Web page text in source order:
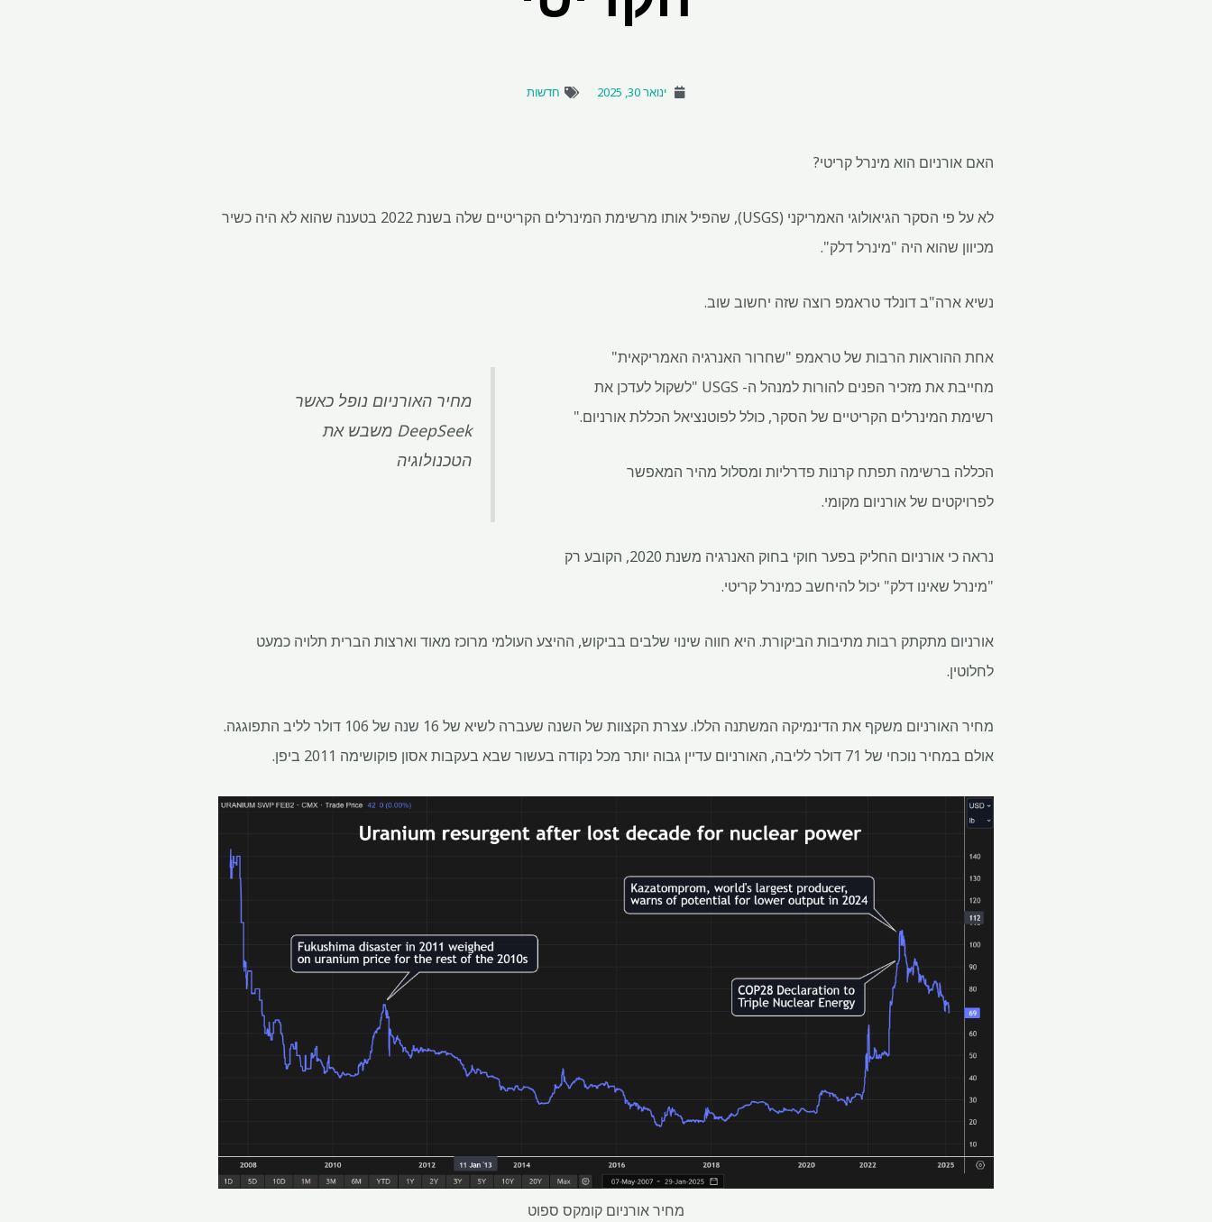
ינואר 30, 2025 חדשות
האם אורניום הוא מינרל קריטי?
לא על פי הסקר הגיאולוגי האמריקני (USGS), שהפיל אותו מרשימת המינרלים הקריטיים שלה בשנת 2022 בטענה שהוא לא היה כשיר
מכיוון שהוא היה "מינרל דלק".
נשיא ארה"ב דונלד טראמפ רוצה שזה יחשוב שוב.
מחיר האורניום נופל כאשר
DeepSeek משבש את
הטכנולוגיה
אחת ההוראות הרבות של טראמפ "שחרור האנרגיה האמריקאית"
מחייבת את מזכיר הפנים להורות למנהל ה- USGS "לשקול לעדכן את
רשימת המינרלים הקריטיים של הסקר, כולל לפוטנציאל הכללת אורניום."
הכללה ברשימה תפתח קרנות פדרליות ומסלול מהיר המאפשר
לפרויקטים של אורניום מקומי.
נראה כי אורניום החליק בפער חוקי בחוק האנרגיה משנת 2020, הקובע רק
"מינרל שאינו דלק" יכול להיחשב כמינרל קריטי.
אורניום מתקתק רבות מתיבות הביקורת. היא חווה שינוי שלבים בביקוש, ההיצע העולמי מרוכז מאוד וארצות הברית תלויה כמעט
לחלוטין.
מחיר האורניום משקף את הדינמיקה המשתנה הללו. עצרת הקצוות של השנה שעברה לשיא של 16 שנה של 106 דולר לליב התפוגגה.
אולם במחיר נוכחי של 71 דולר לליבה, האורניום עדיין גבוה יותר מכל נקודה בעשור שבא בעקבות אסון פוקושימה 2011 ביפן.
מחיר אורניום קומקס ספוט